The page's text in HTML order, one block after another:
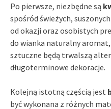
Po pierwsze, niezbędne są
spośród świeżych,
od okazji oraz osobistych
do wianka naturalny aromat,
sztuczne będą trwalszą
długoterminowe dekoracje.
Kolejną istotną częścią jest
być wykonana z różnych